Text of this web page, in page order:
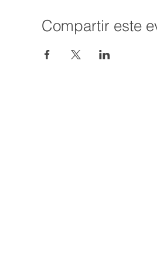
Compartir este